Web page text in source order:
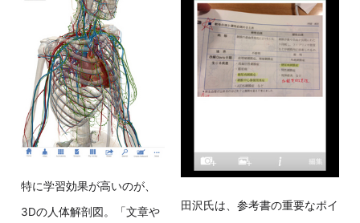
特に学習効果が高いのが、
3Dの人体解剖図。「文章や
田沢氏は、参考書の重要なポイ